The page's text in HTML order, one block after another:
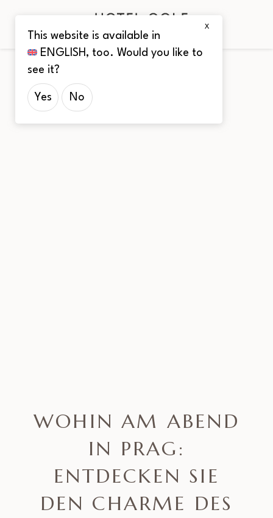
WOHIN AM ABEND
IN PRAG:
ENTDECKEN SIE
DEN CHARME DES
X
This website is available in
ENGLISH , too. Would you like to
see it?
Yes No